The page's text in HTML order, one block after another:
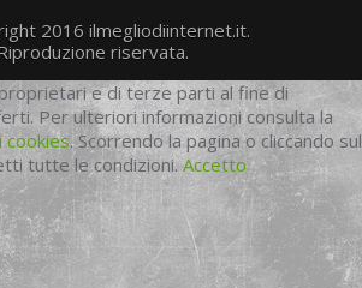
2016 ilmegliodiinternet.it.
riservata.
e di terze parti al fine di
Per ulteriori informazioni consulta la
cookies. Scorrendo la pagina o cliccando sul
tutte le condizioni.Accetto